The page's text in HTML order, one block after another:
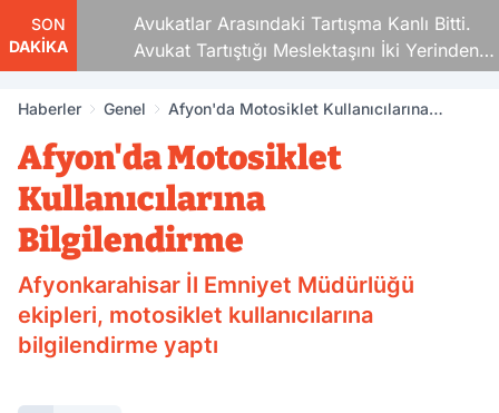
SON
DAKİKA
Avukatlar Arasındaki Tartışma Kanlı Bitti.
Avukat Tartıştığı Meslektaşını İki Yerinden
Vurdu
Haberler Genel
Afyon'da Motosiklet Kullanıcılarına
Afyon'da Motosiklet
Kullanıcılarına
Bilgilendirme
Afyonkarahisar İl Emniyet Müdürlüğü
ekipleri, motosiklet kullanıcılarına
bilgilendirme yaptı